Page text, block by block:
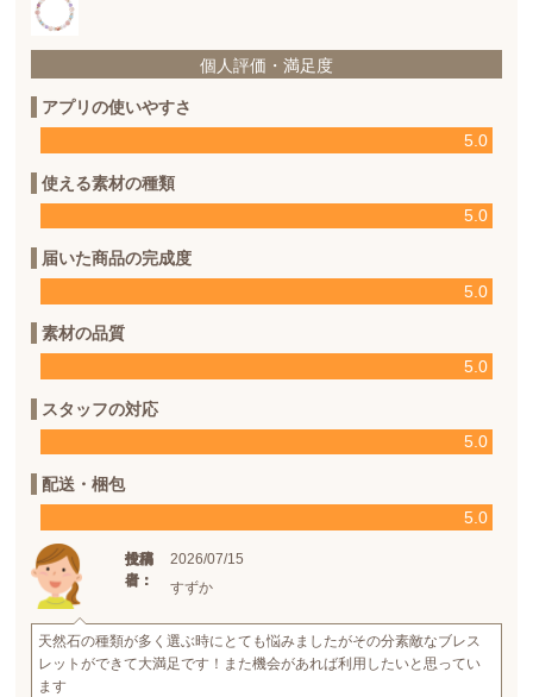
個人評価・満足度
アプリの使いやすさ
5.0
使える素材の種類
5.0
届いた商品の完成度
5.0
素材の品質
5.0
スタッフの対応
5.0
配送・梱包
5.0
投稿
日：
2026/07/15
投稿
者：
すずか
使用
者：
天然石の種類が多く選ぶ時にとても悩みましたがその分素敵なブレス
レットができて大満足です！また機会があれば利用したいと思ってい
ます